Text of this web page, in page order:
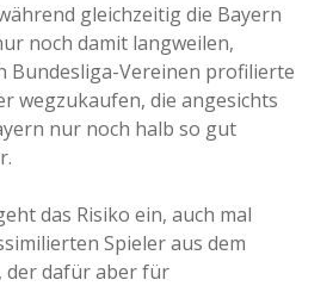
gleichzeitig die Bayern
noch damit langweilen,
Bundesliga-Vereinen profilierte
wegzukaufen, die angesichts
nur noch halb so gut
das Risiko ein, auch mal
Spieler aus dem
der dafür aber für